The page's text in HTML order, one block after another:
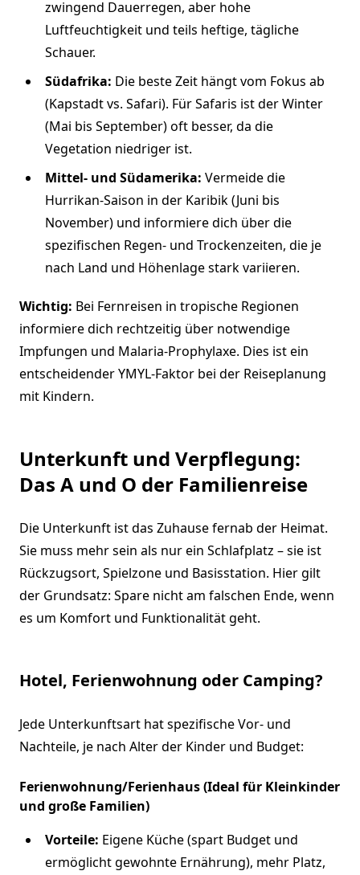
zwingend Dauerregen, aber hohe
Luftfeuchtigkeit und teils heftige, tägliche
Schauer.
Südafrika: Die beste Zeit hängt vom Fokus ab
(Kapstadt vs. Safari). Für Safaris ist der Winter
(Mai bis September) oft besser, da die
Vegetation niedriger ist.
Mittel- und Südamerika: Vermeide die
Hurrikan-Saison in der Karibik (Juni bis
November) und informiere dich über die
spezifischen Regen- und Trockenzeiten, die je
nach Land und Höhenlage stark variieren.
Wichtig: Bei Fernreisen in tropische Regionen
informiere dich rechtzeitig über notwendige
Impfungen und Malaria-Prophylaxe. Dies ist ein
entscheidender YMYL-Faktor bei der Reiseplanung
mit Kindern.
Unterkunft und Verpflegung:
Das A und O der Familienreise
Die Unterkunft ist das Zuhause fernab der Heimat.
Sie muss mehr sein als nur ein Schlafplatz – sie ist
Rückzugsort, Spielzone und Basisstation. Hier gilt
der Grundsatz: Spare nicht am falschen Ende, wenn
es um Komfort und Funktionalität geht.
Hotel, Ferienwohnung oder Camping?
Jede Unterkunftsart hat spezifische Vor- und
Nachteile, je nach Alter der Kinder und Budget:
Ferienwohnung/Ferienhaus (Ideal für Kleinkinder
und große Familien)
Vorteile: Eigene Küche (spart Budget und
ermöglicht gewohnte Ernährung), mehr Platz,